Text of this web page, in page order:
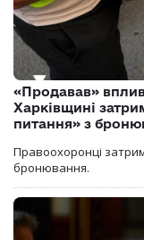
«Продавав»
Харківщині
питання» з
Правоохоронці
бронювання.